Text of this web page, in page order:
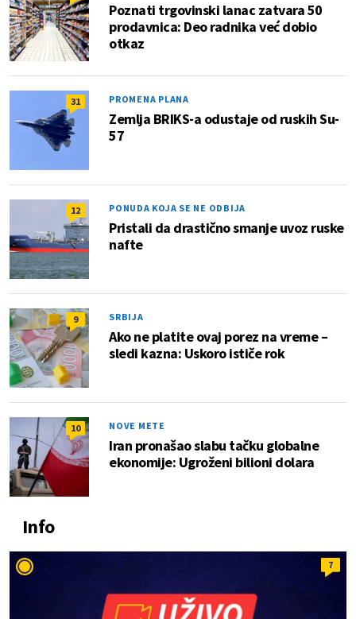
Poznati trgovinski lanac zatvara 50
prodavnica: Deo radnika već dobio
otkaz
31 PROMENA PLANA
Zemlja BRIKS-a odustaje od ruskih Su-
57
12 PONUDA KOJA SE NE ODBIJA
Pristali da drastično smanje uvoz ruske
nafte
9 SRBIJA
Ako ne platite ovaj porez na vreme –
sledi kazna: Uskoro ističe rok
10 NOVE METE
Iran pronašao slabu tačku globalne
ekonomije: Ugroženi bilioni dolara
Info
7